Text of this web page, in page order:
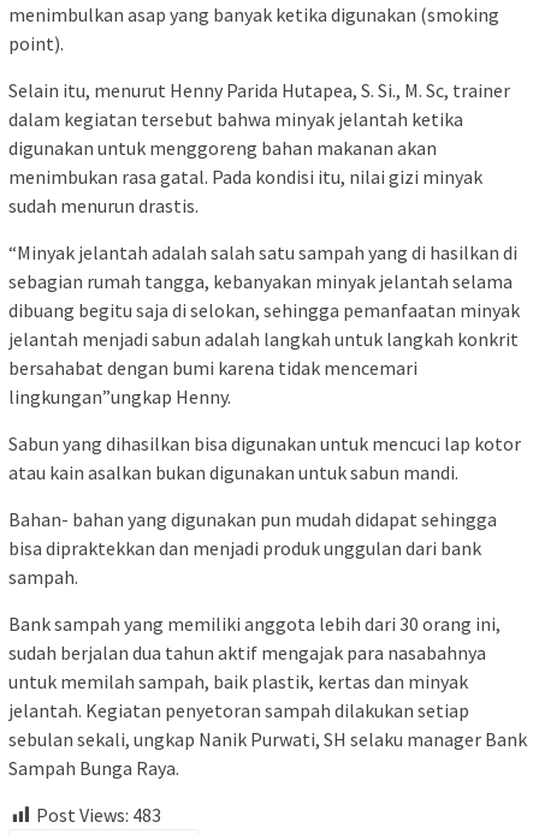
menimbulkan asap yang banyak ketika digunakan (smoking
point).
Selain itu, menurut Henny Parida Hutapea, S. Si., M. Sc, trainer
dalam kegiatan tersebut bahwa minyak jelantah ketika
digunakan untuk menggoreng bahan makanan akan
menimbukan rasa gatal. Pada kondisi itu, nilai gizi minyak
sudah menurun drastis.
“Minyak jelantah adalah salah satu sampah yang di hasilkan di
sebagian rumah tangga, kebanyakan minyak jelantah selama
dibuang begitu saja di selokan, sehingga pemanfaatan minyak
jelantah menjadi sabun adalah langkah untuk langkah konkrit
bersahabat dengan bumi karena tidak mencemari
lingkungan”ungkap Henny.
Sabun yang dihasilkan bisa digunakan untuk mencuci lap kotor
atau kain asalkan bukan digunakan untuk sabun mandi.
Bahan- bahan yang digunakan pun mudah didapat sehingga
bisa dipraktekkan dan menjadi produk unggulan dari bank
sampah.
Bank sampah yang memiliki anggota lebih dari 30 orang ini,
sudah berjalan dua tahun aktif mengajak para nasabahnya
untuk memilah sampah, baik plastik, kertas dan minyak
jelantah. Kegiatan penyetoran sampah dilakukan setiap
sebulan sekali, ungkap Nanik Purwati, SH selaku manager Bank
Sampah Bunga Raya.
Post Views: 483